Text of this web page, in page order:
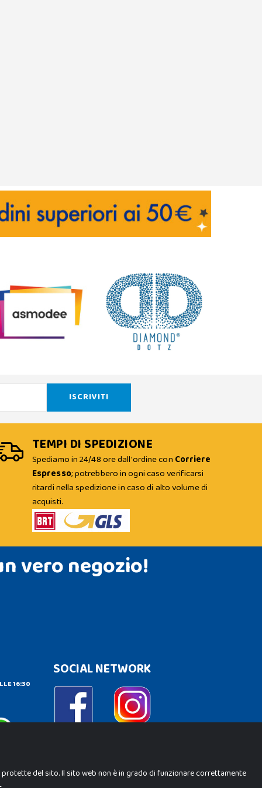
TEMPI DI SPEDIZIONE
Spediamo in 24/48 ore dall'ordine con Corriere
Espresso; potrebbero in ogni caso verificarsi
ritardi nella spedizione in caso di alto volume di
acquisti.
vero negozio!
16:30
SOCIAL NETWORK
del sito. Il sito web non è in grado di funzionare correttamente